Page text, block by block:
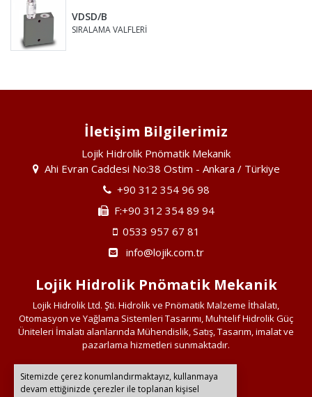
VDSD/B
SIRALAMA VALFLERİ
İletişim Bilgilerimiz
Lojik Hidrolik Pnömatik Mekanik
Ahi Evran Caddesi No:38 Ostim - Ankara / Türkiye
+90 312 354 96 98
F:+90 312 354 89 94
0533 957 67 81
info@lojik.com.tr
Lojik Hidrolik Pnömatik Mekanik
Lojik Hidrolik Ltd. Şti. Hidrolik ve Pnömatik Malzeme İthalatı,
Otomasyon ve Yağlama Sistemleri Tasarımı, Muhtelif Hidrolik Güç
Üniteleri İmalatı alanlarında Mühendislik, Satış, Tasarım, imalat ve
pazarlama hizmetleri sunmaktadır.
Bağlantılarımız
Sitemizde çerez konumlandırmaktayız, kullanmaya
devam ettiğinizde çerezler ile toplanan kişisel